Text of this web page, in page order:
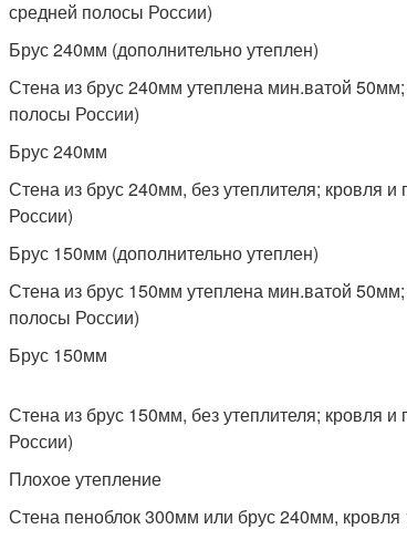
средней полосы России)
Брус 240мм (дополнительно утеплен)
Стена из брус 240мм утеплена мин.ватой
полосы России)
Брус 240мм
Стена из брус 240мм, без утеплителя; кровля
России)
Брус 150мм (дополнительно утеплен)
Стена из брус 150мм утеплена мин.ватой
полосы России)
Брус 150мм
Стена из брус 150мм, без утеплителя; кровля
России)
Плохое утепление
Стена пеноблок 300мм или брус 240мм,